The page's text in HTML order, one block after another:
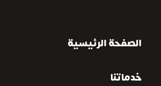
الصفحة الرئيسية
خدماتنا